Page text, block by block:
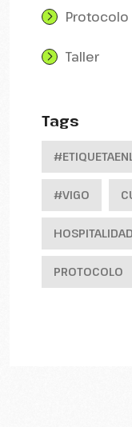
Protocolo
Taller
Tags
#VIGO
HOSPITALIDAD
PROTOCOLO